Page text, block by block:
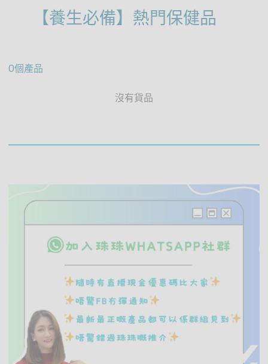
【養生必備】熱門保健品
0個產品
沒有貨品